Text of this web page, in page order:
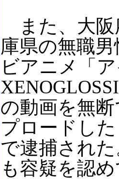
また、大阪
庫県の無職
ビアニメ「
の動画を無
プロードし
で逮捕され
も容疑を認